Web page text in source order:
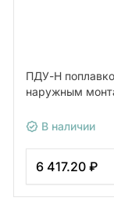
ПДУ-Н
наружным
В наличии
6 417.20 ₽